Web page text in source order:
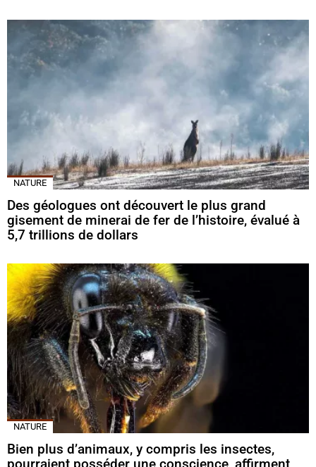
NATURE
Des géologues ont découvert le plus grand
gisement de minerai de fer de l’histoire, évalué à
5,7 trillions de dollars
NATURE
Bien plus d’animaux, y compris les insectes,